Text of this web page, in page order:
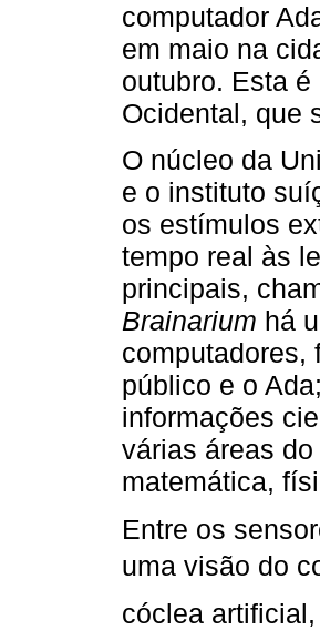
computador
em maio na
outubro. Esta
Ocidental, que
O núcleo da
e o instituto
os estímulos
tempo real às
principais,
Brainarium há
computadores,
público e o
informações
várias áreas
matemática,
Entre os
uma visão
cóclea artificial,